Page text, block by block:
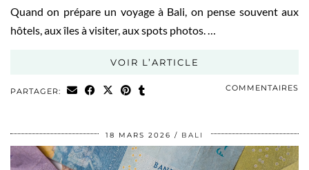
Quand on prépare un voyage à Bali, on pense souvent aux
hôtels, aux îles à visiter, aux spots photos. …
VOIR L’ARTICLE
PARTAGER: COMMENTAIRES
18 MARS 2026 BALI